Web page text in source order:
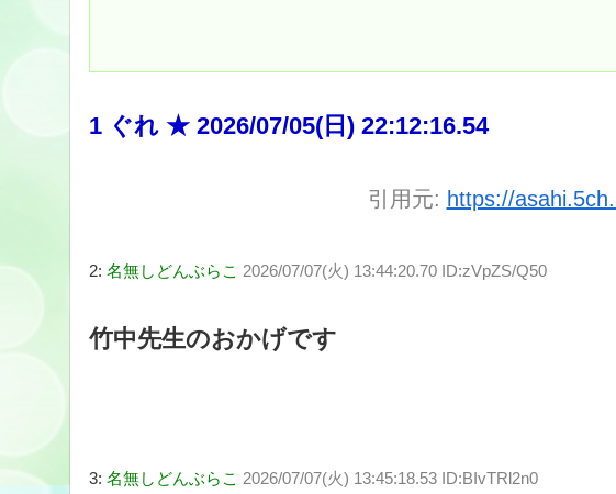
1 ぐれ ★ 2026/07/05(日) 22:12:16.54
引用元: https://
2: 名無しどんぶらこ 2026/07/07(火) 13:44:20.70 ID:zVpZS/Q50
竹中先生のおかげです
3: 名無しどんぶらこ 2026/07/07(火) 13:45:18.53 ID:BIvTRl2n0